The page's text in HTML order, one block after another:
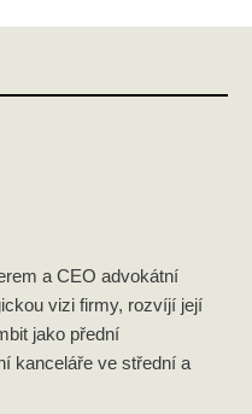
a CEO advokátní
vizi firmy, rozvíjí její
jako přední
kanceláře ve střední a